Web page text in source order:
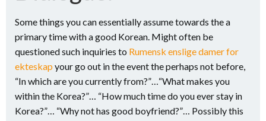
Some things you can essentially assume towards the a
primary time with a good Korean. Might often be
questioned such inquiries to Rumensk enslige damer for
ekteskap your go out in the event the perhaps not before,
“In which are you currently from?”…“What makes you
within the Korea?”… “How much time do you ever stay in
Korea?”… “Why not has good boyfriend?”… Possibly this